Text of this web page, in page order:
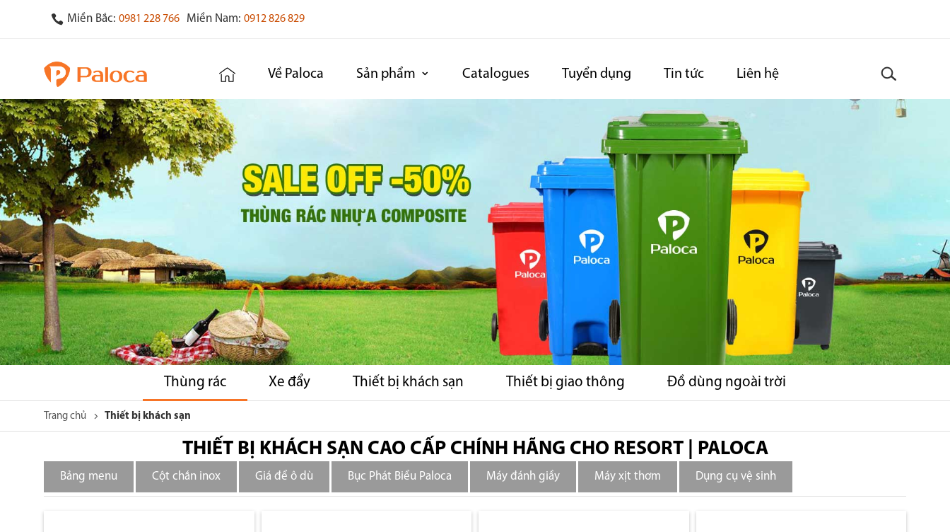
Miền Bắc: 0981 228 766 Miền Nam: 0912 826 829
Về Paloca Sản phẩm Catalogues Tuyển dụng Tin tức Liên hệ
Thùng rác Xe đẩy Thiết bị khách sạn Thiết bị giao thông Đồ dùng ngoài trời
Trang chủ Thiết bị khách sạn
THIẾT BỊ KHÁCH SẠN CAO CẤP CHÍNH HÃNG CHO RESORT | PALOCA
Bảng menu Cột chắn inox Giá để ô dù Bục Phát Biểu Paloca Máy đánh giầy Máy xịt thơm Dụng cụ vệ sinh